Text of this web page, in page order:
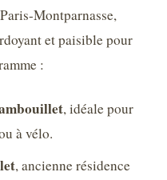
Montparnasse,
et paisible pour
:
, idéale pour
à vélo.
, ancienne résidence